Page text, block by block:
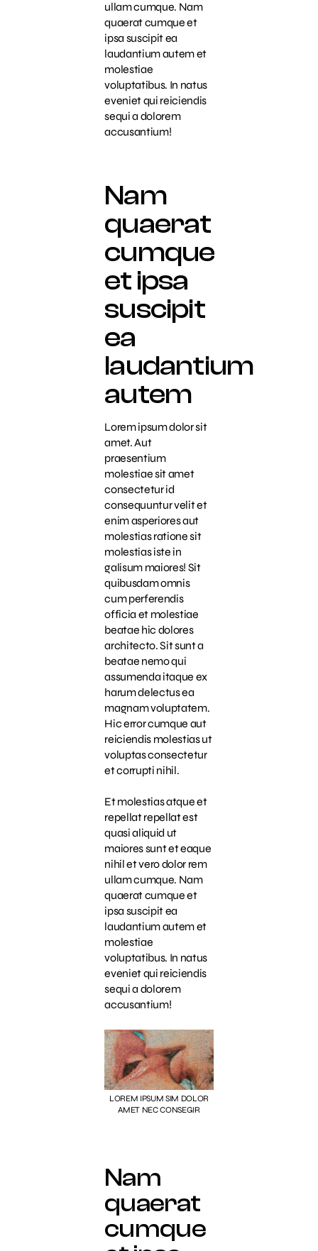
ullam cumque. Nam
quaerat cumque et
ipsa suscipit ea
laudantium autem et
molestiae
voluptatibus. In natus
eveniet qui reiciendis
sequi a dolorem
accusantium!
Nam
quaerat
cumque
et ipsa
suscipit
ea
laudantium
autem
Lorem ipsum dolor sit
amet. Aut
praesentium
molestiae sit amet
consectetur id
consequuntur velit et
enim asperiores aut
molestias ratione sit
molestias iste in
galisum maiores! Sit
quibusdam omnis
cum perferendis
officia et molestiae
beatae hic dolores
architecto. Sit sunt a
beatae nemo qui
assumenda itaque ex
harum delectus ea
magnam voluptatem.
Hic error cumque aut
reiciendis molestias ut
voluptas consectetur
et corrupti nihil.
Et molestias atque et
repellat repellat est
quasi aliquid ut
maiores sunt et eaque
nihil et vero dolor rem
ullam cumque. Nam
quaerat cumque et
ipsa suscipit ea
laudantium autem et
molestiae
voluptatibus. In natus
eveniet qui reiciendis
sequi a dolorem
accusantium!
LOREM IPSUM SIM DOLOR
AMET NEC CONSEGIR
Nam
quaerat
cumque